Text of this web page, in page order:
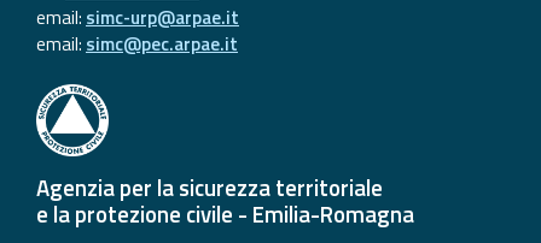
email: simc-urp@arpae.it
email: simc@pec.arpae.it
Agenzia per la sicurezza territoriale
e la protezione civile - Emilia-Romagna